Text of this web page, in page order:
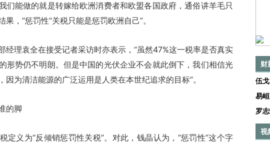
们能做的就是转嫁给欧洲消费者和欧盟各国政府，通俗讲羊毛只
，”惩罚性“关税只能是惩罚欧洲自己”。
理袁全在接受记者采访时亦表示，“虽然47%这一税率是否真实
形势仍不明朗。但是中国的光伏企业不会就此倒下，我们相信光
因为清洁能源的广泛运用是人类在本世纪追求的目标”。
脚
义为“反倾销惩罚性关税”。对此，钱晶认为，“惩罚性”这个字
财
伍戈
易峘
罗
视